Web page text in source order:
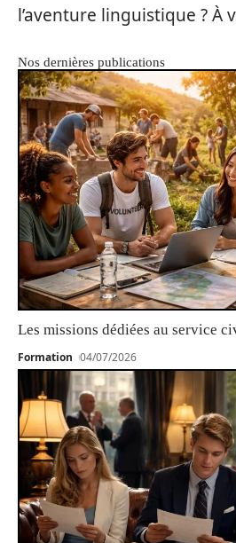
l’aventure linguistique ? À
Nos dernières publications
Les missions dédiées au service
Formation 04/07/2026